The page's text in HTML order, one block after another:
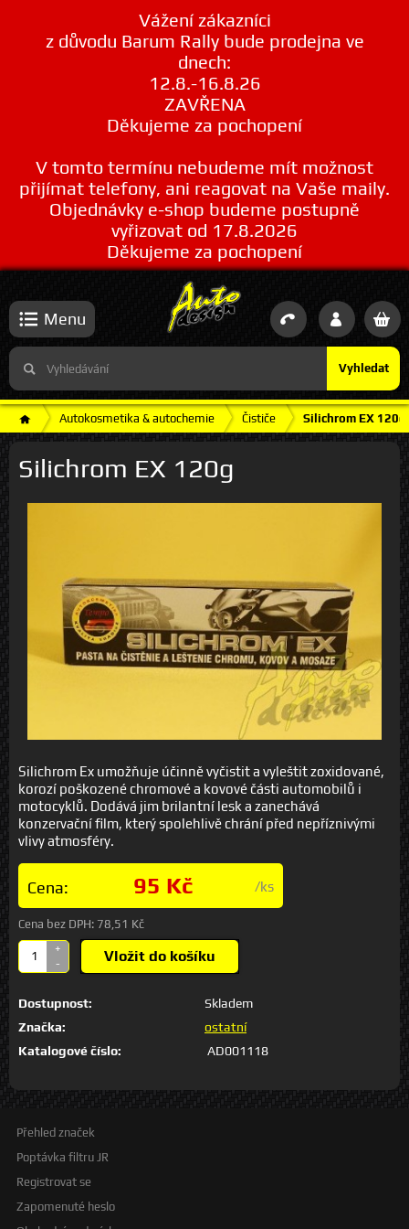
Vážení zákazníci
z důvodu Barum Rally bude prodejna ve
dnech:
12.8.-16.8.26
ZAVŘENA
Děkujeme za pochopení
V tomto termínu nebudeme mít možnost
přijímat telefony, ani reagovat na Vaše maily.
Objednávky e-shop budeme postupně
vyřizovat od 17.8.2026
Děkujeme za pochopení
Vyhledat
Menu
Autokosmetika & autochemie Čističe Silichrom EX 120g
Silichrom EX 120g
Silichrom Ex umožňuje účinně vyčistit a vyleštit zoxidované,
korozí poškozené chromové a kovové části automobilů i
motocyklů. Dodává jim brilantní lesk a zanechává
konzervační film, který spolehlivě chrání před nepříznivými
vlivy atmosféry.
Cena: 95 Kč /ks
Cena bez DPH: 78,51 Kč
+
-
Vložit do košíku
Dostupnost:
Skladem
Značka:
ostatní
Katalogové číslo:
AD001118
Přehled značek
Poptávka filtru JR
Registrovat se
Zapomenuté heslo